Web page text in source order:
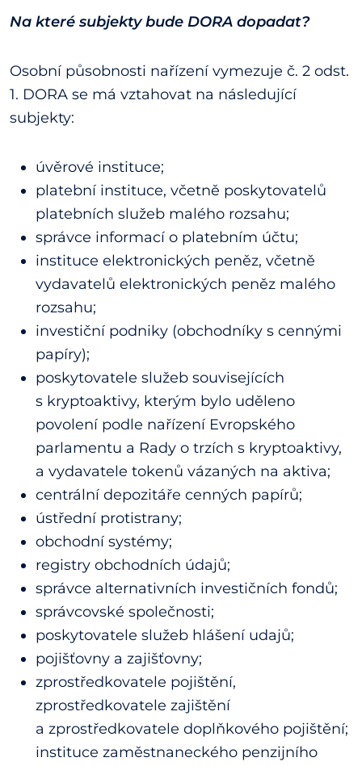
Na které subjekty bude DORA dopadat?
Osobní působnosti nařízení vymezuje č. 2 odst.
1. DORA se má vztahovat na následující
subjekty:
úvěrové instituce;
platební instituce, včetně poskytovatelů
platebních služeb malého rozsahu;
správce informací o platebním účtu;
instituce elektronických peněz, včetně
vydavatelů elektronických peněz malého
rozsahu;
investiční podniky (obchodníky s cennými
papíry);
poskytovatele služeb souvisejících
s kryptoaktivy, kterým bylo uděleno
povolení podle nařízení Evropského
parlamentu a Rady o trzích s kryptoaktivy,
a vydavatele tokenů vázaných na aktiva;
centrální depozitáře cenných papírů;
ústřední protistrany;
obchodní systémy;
registry obchodních údajů;
správce alternativních investičních fondů;
správcovské společnosti;
poskytovatele služeb hlášení udajů;
pojišťovny a zajišťovny;
zprostředkovatele pojištění,
zprostředkovatele zajištění
a zprostředkovatele doplňkového pojištění;
instituce zaměstnaneckého penzijního